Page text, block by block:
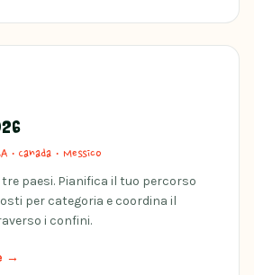
· Canada · Messico
paesi. Pianifica il tuo percorso
per categoria e coordina il
i confini.
→